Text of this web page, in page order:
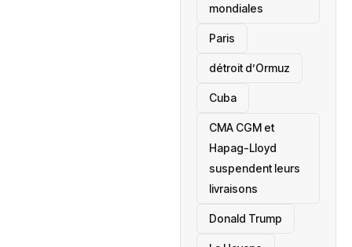
mondiales
Paris
détroit d’Ormuz
‎Cuba
CMA CGM et
Hapag-Lloyd
suspendent leurs
livraisons
Donald Trump